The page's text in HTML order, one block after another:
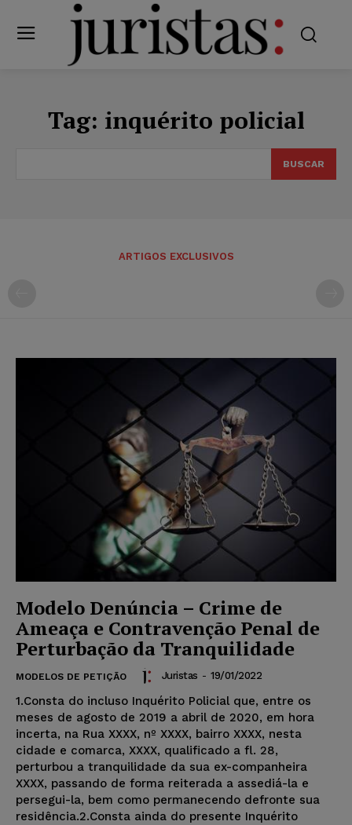
Tag: inquérito policial
BUSCAR
ARTIGOS EXCLUSIVOS
Modelo Denúncia – Crime de
Ameaça e Contravenção Penal de
Perturbação da Tranquilidade
MODELOS DE PETIÇÃO Juristas - 19/01/2022
1.Consta do incluso Inquérito Policial que, entre os
meses de agosto de 2019 a abril de 2020, em hora
incerta, na Rua XXXX, nº XXXX, bairro XXXX, nesta
cidade e comarca, XXXX, qualificado a fl. 28,
perturbou a tranquilidade da sua ex-companheira
XXXX, passando de forma reiterada a assediá-la e
persegui-la, bem como permanecendo defronte sua
residência.2.Consta ainda do presente Inquérito